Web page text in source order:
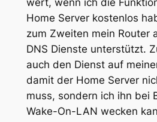
Home Server kostenlos
zum Zweiten mein Router
DNS Dienste unterstützt.
auch den Dienst auf
damit der Home Server
muss, sondern ich ihn bei
Wake-On-LAN wecken